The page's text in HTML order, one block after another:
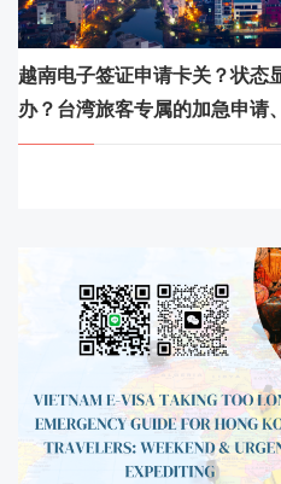
越南电子签证申请卡关？状
办？台湾旅客专属的加急申请